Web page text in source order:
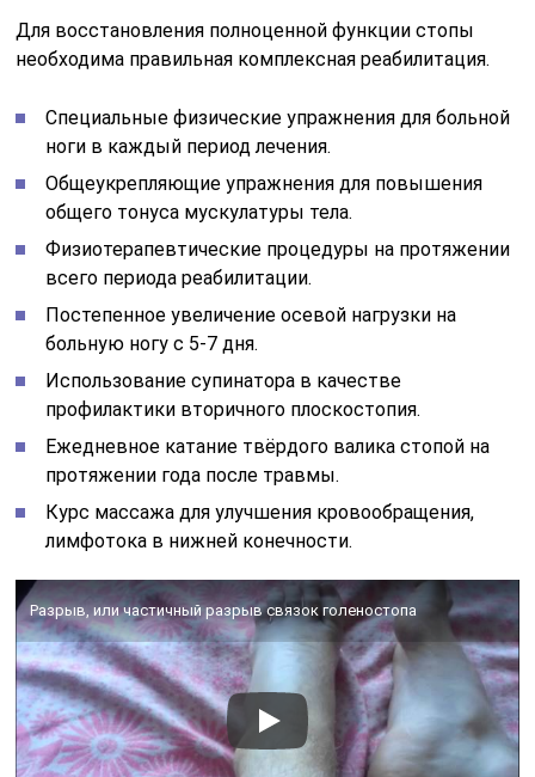
Для восстановления полноценной функции стопы
необходима правильная комплексная реабилитация.
Специальные физические упражнения для больной
ноги в каждый период лечения.
Общеукрепляющие упражнения для повышения
общего тонуса мускулатуры тела.
Физиотерапевтические процедуры на протяжении
всего периода реабилитации.
Постепенное увеличение осевой нагрузки на
больную ногу с 5-7 дня.
Использование супинатора в качестве
профилактики вторичного плоскостопия.
Ежедневное катание твёрдого валика стопой на
протяжении года после травмы.
Курс массажа для улучшения кровообращения,
лимфотока в нижней конечности.
Разрыв, или частичный разрыв связок голеностопа